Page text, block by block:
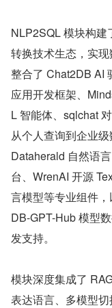
NLP2SQL 模块构
转换技术生态，实
整合了 Chat2DB AI
应用开发框架、
L 智能体、sqlchat
从个人查询到企业
Dataherald 自然语
台、WrenAI 开源
言模型等专业组件，
DB-GPT-Hub 模型
发支持。
模块深度集成了
表达语言、多模型